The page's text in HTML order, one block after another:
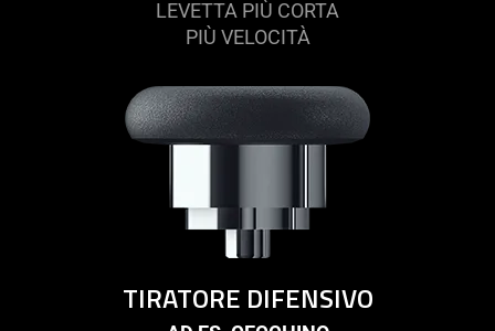
LEVETTA PIÙ CORTA
PIÙ VELOCITÀ
TIRATORE DIFENSIVO